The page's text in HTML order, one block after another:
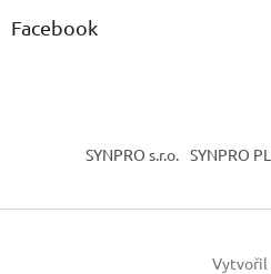
Facebook
SYNPRO s.r.o. SYNPRO
Vytvořil